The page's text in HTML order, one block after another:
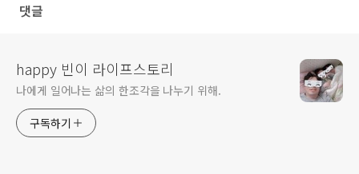
댓글
happy 빈이 라이프스토리
나에게 일어나는 삶의 한조각을 나누기 위해.
구독하기